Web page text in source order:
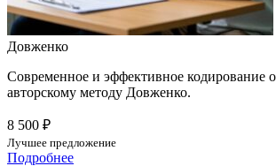
Довженко
Современное и эффективное кодирование
авторскому методу Довженко.
8 500 ₽
Лучшее предложение
Подробнее